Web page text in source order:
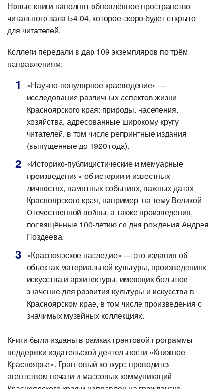
Новые книги наполнят обновлённое пространство
читального зала Б4-04, которое скоро будет открыто
для читателей.
Коллеги передали в дар 109 экземпляров по трём
направлениям:
«Научно-популярное краеведение» —
исследования различных аспектов жизни
Красноярского края: природы, населения,
хозяйства, адресованные широкому кругу
читателей, в том числе репринтные издания
(выпущенные до 1920 года).
«Историко-публицистические и мемуарные
произведения» об истории и известных
личностях, памятных событиях, важных датах
Красноярского края, например, на тему Великой
Отечественной войны, а также произведения,
посвящённые 100-летию со дня рождения Андрея
Поздеева.
«Красноярское наследие» — это издания об
объектах материальной культуры, произведениях
искусства и архитектуры, имеющих большое
значение для развития культуры и искусства в
Красноярском крае, в том числе произведения о
значимых музейных коллекциях.
Книги были изданы в рамках грантовой программы
поддержки издательской деятельности «Книжное
Красноярье». Грантовый конкурс проводится
агентством печати и массовых коммуникаций